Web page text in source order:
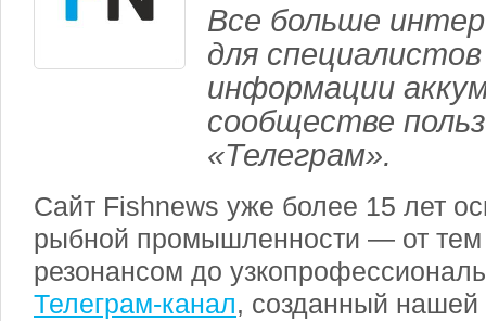
Все больше
для
информации
сообществе
«Телеграм».
Сайт Fishnews уже более 15 лет
рыбной промышленности — от
резонансом до
Телеграм-канал, созданный нашей